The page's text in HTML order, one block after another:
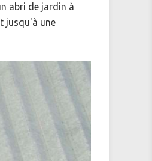
abri de jardin à
jusqu'à une